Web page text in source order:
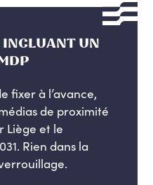
INCLUANT UN
fixer à l’avance,
de proximité
Liège et le
Rien dans la